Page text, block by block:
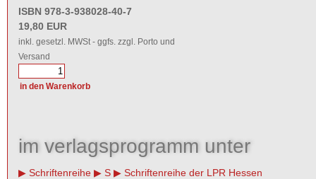
ISBN 978-3-938028-40-7
19,80 EUR
inkl. gesetzl. MWSt - ggfs. zzgl. Porto und
Versand
im verlagsprogramm unter
Schriftenreihe S Schriftenreihe der LPR Hessen